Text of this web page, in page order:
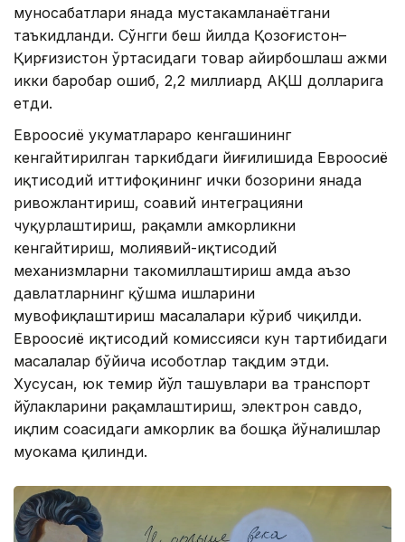
муносабатлари янада мустаҳкамланаётгани
таъкидланди. Сўнгги беш йилда Қозоғистон–
Қирғизистон ўртасидаги товар айирбошлаш ҳажми
икки баробар ошиб, 2,2 миллиард АҚШ долларига
етди.
Евроосиё ҳукуматлараро кенгашининг
кенгайтирилган таркибдаги йиғилишида Евроосиё
иқтисодий иттифоқининг ички бозорини янада
ривожлантириш, соҳавий интеграцияни
чуқурлаштириш, рақамли ҳамкорликни
кенгайтириш, молиявий-иқтисодий
механизмларни такомиллаштириш ҳамда аъзо
давлатларнинг қўшма ишларини
мувофиқлаштириш масалалари кўриб чиқилди.
Евроосиё иқтисодий комиссияси кун тартибидаги
масалалар бўйича ҳисоботлар тақдим этди.
Хусусан, юк темир йўл ташувлари ва транспорт
йўлакларини рақамлаштириш, электрон савдо,
иқлим соҳасидаги ҳамкорлик ва бошқа йўналишлар
муҳокама қилинди.